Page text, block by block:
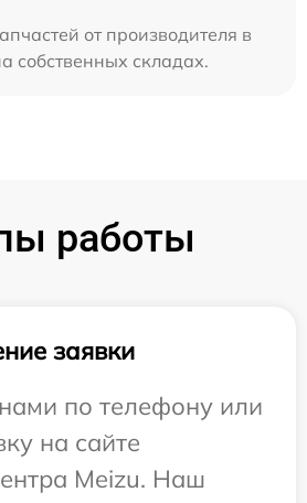
от производителя в
собственных складах.
работы
заявки
по телефону или
на сайте
Meizu. Наш